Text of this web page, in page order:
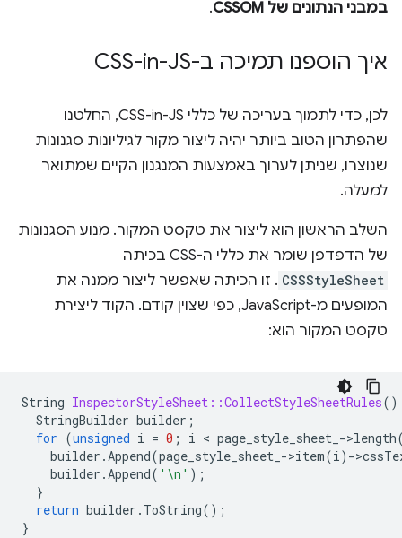
במבני הנתונים של CSSOM
.
איך הוספנו תמיכה ב-CSS-in-JS
לכן, כדי לתמוך בעריכה של כללי CSS-in-JS, החלטנו
שהפתרון הטוב ביותר יהיה ליצור מקור לגיליונות סגנונות
שנוצרו, שניתן לערוך באמצעות המנגנון הקיים שמתואר
למעלה.
השלב הראשון הוא ליצור את טקסט המקור. מנוע הסגנונות
של הדפדפן שומר את כללי ה-CSS בכיתה
CSSStyleSheet . זו הכיתה שאפשר ליצור ממנה את
המופעים מ-JavaScript, כפי שצוין קודם. הקוד ליצירת
טקסט המקור הוא:
String InspectorStyleSheet::CollectStyleSheetRules()
StringBuilder builder ;
for (unsigned i = 0 ; i < page_style_sheet_ ->length
builder .Append(page_style_sheet_ ->item(i) ->
builder .Append( '\n' );
}
return builder . ToString();
}